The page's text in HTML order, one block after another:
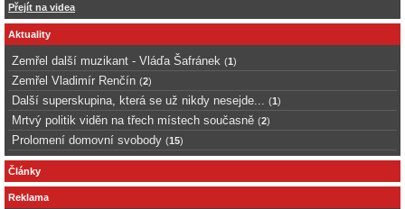
Přejít na videa
Aktuality
Zemřel další muzikant - Vláďa Šafránek (1)
Zemřel Vladimír Renčín (2)
Další superskupina, která se už nikdy nesejde... (1)
Mrtvý politik viděn na třech místech současně (2)
Prolomení domovní svobody (15)
Články
Reklama